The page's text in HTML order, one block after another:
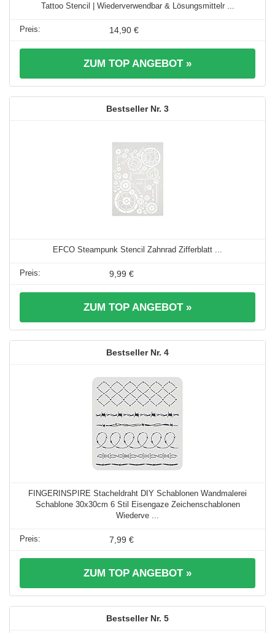
Tattoo Stencil | Wiederverwendbar & Lösungsmittelr ...
14,90 €
ZUM TOP ANGEBOT »
3
EFCO Steampunk Stencil Zahnrad Zifferblatt ...
9,99 €
ZUM TOP ANGEBOT »
4
FINGERINSPIRE Stacheldraht DIY Schablonen Wandmalerei
Schablone 30x30cm 6 Stil Eisengaze Zeichenschablonen
Wiederve ...
7,99 €
ZUM TOP ANGEBOT »
5